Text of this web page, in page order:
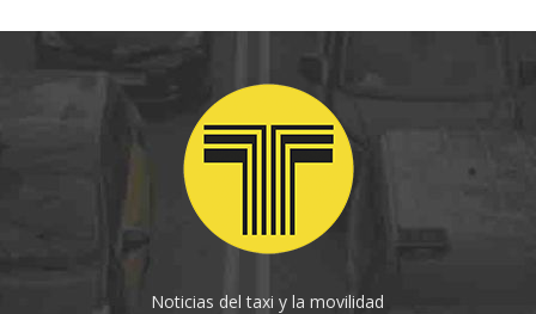
Noticias del taxi y la movilidad